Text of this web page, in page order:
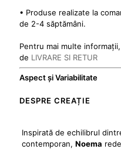
• Produse realizate la
de 2-4 săptămâni.
Pentru mai multe
de LIVRARE SI RETUR
Aspect și Variabilitate
DESPRE CREAȚIE
Inspirată de echilibrul
contemporan, Noema